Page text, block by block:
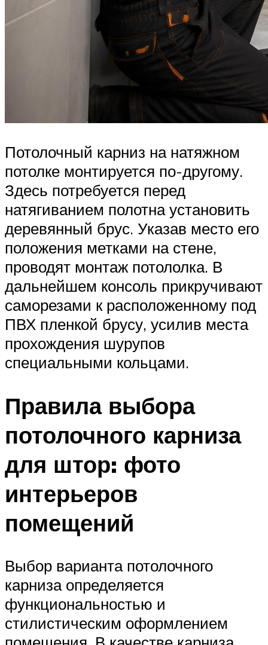
Потолочный карниз на натяжном
потолке монтируется по-другому.
Здесь потребуется перед
натягиванием полотна установить
деревянный брус. Указав место его
положения метками на стене,
проводят монтаж потололка. В
дальнейшем консоль прикручивают
саморезами к расположенному под
ПВХ пленкой брусу, усилив места
прохождения шурупов
специальными кольцами.
Правила выбора
потолочного карниза
для штор: фото
интерьеров
помещений
Выбор варианта потолочного
карниза определяется
функциональностью и
стилистическим оформлением